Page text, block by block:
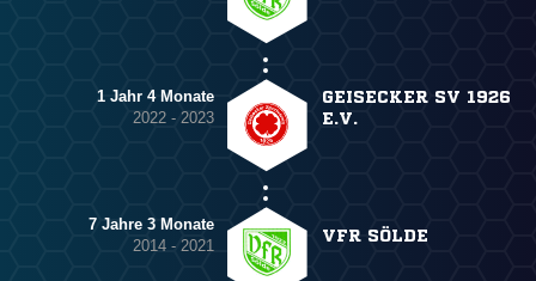
1 Jahr 4 Monate
2022 - 2023
GEISECKER SV 1926
E.V.
7 Jahre 3 Monate
2014 - 2021
VFR SÖLDE